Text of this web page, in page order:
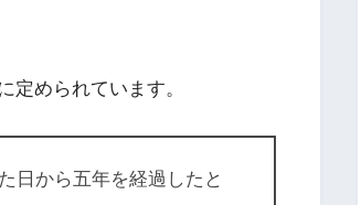
定められています。
日から五年を経過したと